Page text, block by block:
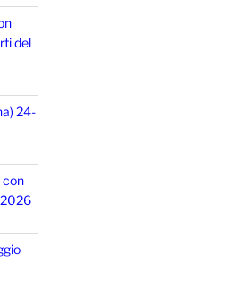
del
24-
con